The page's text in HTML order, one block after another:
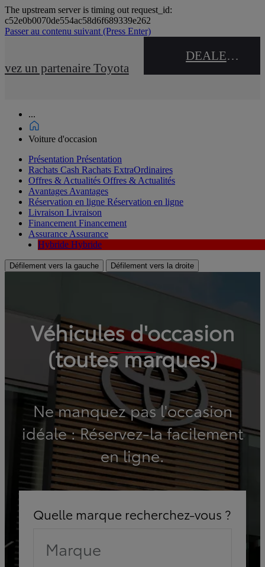
The upstream server is timing out request_id:
c52e0b0070de554ac58d6f689339e262
Passer au contenu suivant (Press Enter)
un partenaire Toyota
DEALER NAME
...
Voiture d'occasion
Présentation Présentation
Rachats Cash Rachats ExtraOrdinaires
Offres & Actualités Offres & Actualités
Avantages Avantages
Réservation en ligne Réservation en ligne
Livraison Livraison
Financement Financement
Assurance Assurance
Hybride Hybride
Défilement vers la gauche Défilement vers la droite
Véhicules d'occasion
(toutes marques)
Ne manquez pas l'occasion
idéale : Réservez-la facilement
en ligne.
Quelle marque recherchez-vous ?
Marque